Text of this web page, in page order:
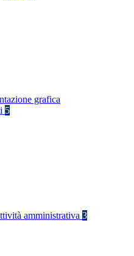
grafica
5
amministrativa 3